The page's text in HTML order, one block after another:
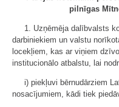
pilnīgas
1. Uzņēmēja dalībvalsts
darbiniekiem un valstu
locekļiem, kas ar viņiem
institucionālo atbalstu, lai
i) piekļuvi bērnudārziem
nosacījumiem, kādi tiek